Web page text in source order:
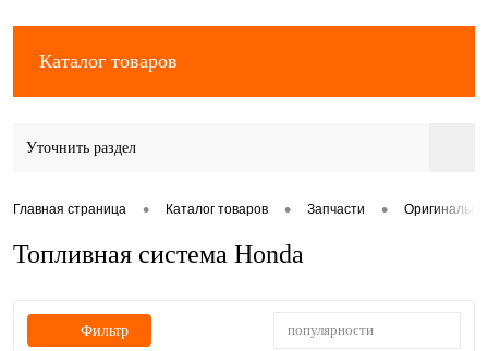
Каталог товаров
Уточнить раздел
Главная страница • Каталог товаров • Запчасти •
Топливная система Honda
Фильтр популярности